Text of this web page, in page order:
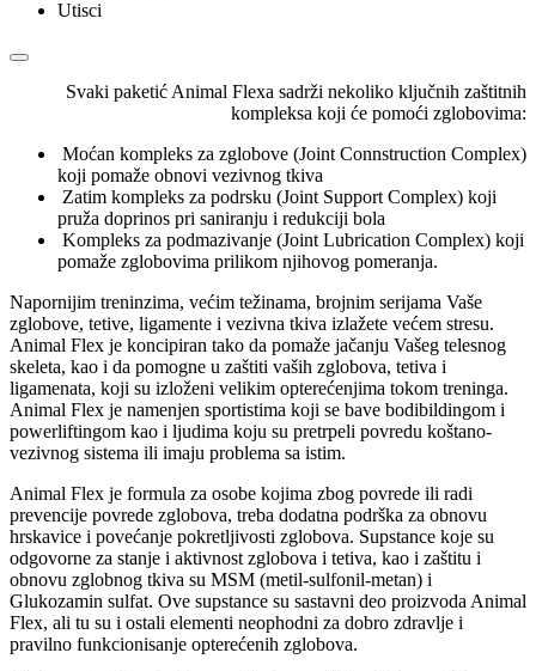
Utisci
Svaki paketić Animal Flexa sadrži nekoliko ključnih zaštitnih
kompleksa koji će pomoći zglobovima:
Moćan kompleks za zglobove (Joint Connstruction Complex)
koji pomaže obnovi vezivnog tkiva
Zatim kompleks za podrsku (Joint Support Complex) koji
pruža doprinos pri saniranju i redukciji bola
Kompleks za podmazivanje (Joint Lubrication Complex) koji
pomaže zglobovima prilikom njihovog pomeranja.
Napornijim treninzima, većim težinama, brojnim serijama Vaše
zglobove, tetive, ligamente i vezivna tkiva izlažete većem stresu.
Animal Flex je koncipiran tako da pomaže jačanju Vašeg telesnog
skeleta, kao i da pomogne u zaštiti vaših zglobova, tetiva i
ligamenata, koji su izloženi velikim opterećenjima tokom treninga.
Animal Flex je namenjen sportistima koji se bave bodibildingom i
powerliftingom kao i ljudima koju su pretrpeli povredu koštano-
vezivnog sistema ili imaju problema sa istim.
Animal Flex je formula za osobe kojima zbog povrede ili radi
prevencije povrede zglobova, treba dodatna podrška za obnovu
hrskavice i povećanje pokretljivosti zglobova. Supstance koje su
odgovorne za stanje i aktivnost zglobova i tetiva, kao i zaštitu i
obnovu zglobnog tkiva su MSM (metil-sulfonil-metan) i
Glukozamin sulfat. Ove supstance su sastavni deo proizvoda Animal
Flex, ali tu su i ostali elementi neophodni za dobro zdravlje i
pravilno funkcionisanje opterećenih zglobova.